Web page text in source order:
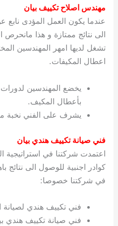
مهندس اصلاح تكييف بيان
عندما يكون العمل المؤدى
الى نتائج ممتازة و هذا
تشغل لديها امهر المهندسين
اعطال المكيفات.
يخضع المهندسين لدورات
بأعطال المكيف.
يشرف على الفني نخبة
فني صيانة تكييف هندي بيان
اعتمدت شركتنا في استراتيجية
كوادر اجنبية للوصول الى نتائج
في شركتنا خصوصا:
فني تكييف هندي لصيانة
فني صيانة تكييف هندي